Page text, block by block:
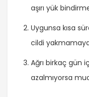
aşırı yük
Uygunsa kısa
cildi
Ağrı birkaç gün
azalmıyorsa